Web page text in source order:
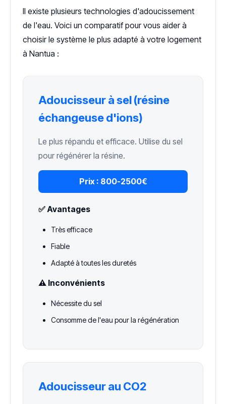
Il existe plusieurs technologies d'adoucissement
de l'eau. Voici un comparatif pour vous aider à
choisir le système le plus adapté à votre logement
à Nantua :
Adoucisseur à sel (résine
échangeuse d'ions)
Le plus répandu et efficace. Utilise du sel
pour régénérer la résine.
Prix : 800-2500€
✅ Avantages
Très efficace
Fiable
Adapté à toutes les duretés
⚠️ Inconvénients
Nécessite du sel
Consomme de l'eau pour la régénération
Adoucisseur au CO2